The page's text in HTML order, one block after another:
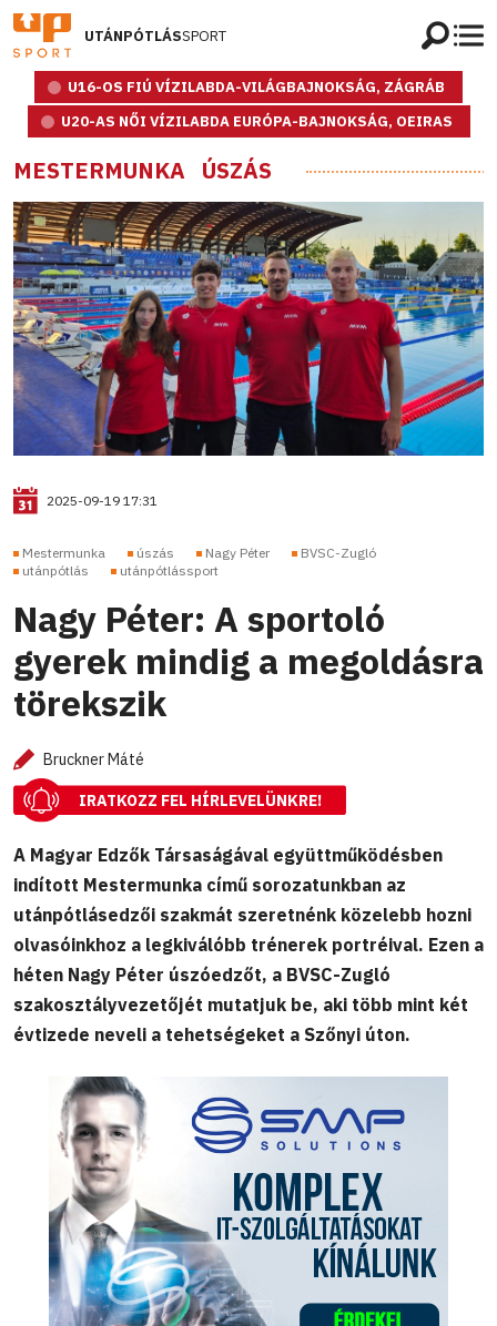
UTÁNPÓTLÁSSPORT
U16-OS FIÚ VÍZILABDA-VILÁGBAJNOKSÁG, ZÁGRÁB
U20-AS NŐI VÍZILABDA EURÓPA-BAJNOKSÁG, OEIRAS
MESTERMUNKA ÚSZÁS
2025-09-19 17:31
Mestermunka úszás Nagy Péter
BVSC-Zugló
utánpótlás
utánpótlássport
Nagy Péter: A sportoló
gyerek mindig a megoldásra
törekszik
Bruckner Máté
IRATKOZZ FEL HÍRLEVELÜNKRE!
A Magyar Edzők Társaságával együttműködésben
indított Mestermunka című sorozatunkban az
utánpótlásedzői szakmát szeretnénk közelebb hozni
olvasóinkhoz a legkiválóbb trénerek portréival. Ezen a
héten Nagy Péter úszóedzőt, a BVSC-Zugló
szakosztályvezetőjét mutatjuk be, aki több mint két
évtizede neveli a tehetségeket a Szőnyi úton.